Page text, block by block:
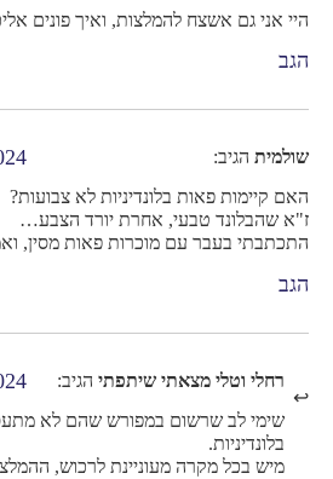
היי אני גם אשצח להמלצות, ואיך פונים
הגב
שולמית הגיב: 26/
האם קיימות פאות בלונדיניות לא צבועות?
ז"א שהבלונד טבעי, אחרת יורד הצבע…
התכתבתי בעבר עם מוכרות פאות מסין,
הגב
רחלי וטלי מצאתי שיתפתי הגיב: 03/
שימי לב שרשום במפורש שהם לא
בלונדיניות.
מיש בכל מקרה מעוניינת לרכוש,